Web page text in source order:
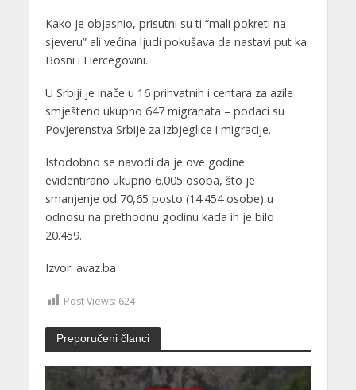
Kako je objasnio, prisutni su ti “mali pokreti na
sjeveru” ali većina ljudi pokušava da nastavi put ka
Bosni i Hercegovini.
U Srbiji je inače u 16 prihvatnih i centara za azile
smješteno ukupno 647 migranata – podaci su
Povjerenstva Srbije za izbjeglice i migracije.
Istodobno se navodi da je ove godine
evidentirano ukupno 6.005 osoba, što je
smanjenje od 70,65 posto (14.454 osobe) u
odnosu na prethodnu godinu kada ih je bilo
20.459.
Izvor: avaz.ba
Post Views: 624
Preporučeni članci